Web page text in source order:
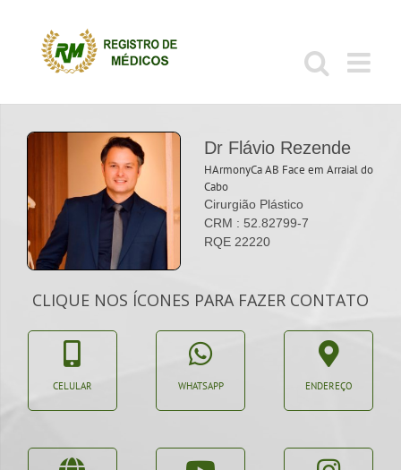
conteúdo
Dr Flávio Rezende
HArmonyCa AB Face em Arraial do
Cabo
Cirurgião Plástico
CRM : 52.82799-7
RQE 22220
CLIQUE NOS ÍCONES PARA FAZER CONTATO
CELULAR WHATSAPP ENDEREÇO